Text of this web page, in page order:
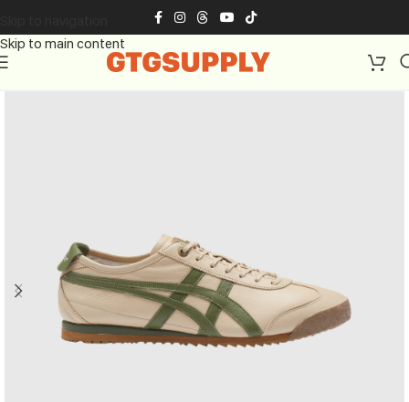
Skip to main content